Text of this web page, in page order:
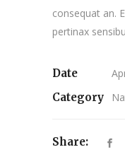
consequat an.
pertinax
Date
Category
Share: